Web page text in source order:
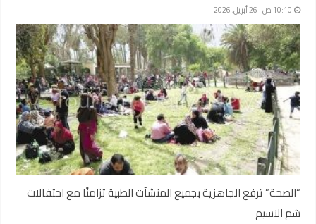
10:10 ص | 26 أبريل، 2026
“الصحة” ترفع الجاهزية بجميع المنشآت الطبية تزامنًا مع احتفالات
شم النسيم